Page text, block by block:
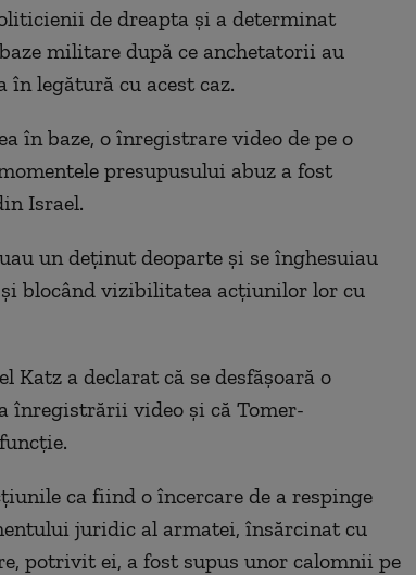
de dreapta şi a determinat
militare după ce anchetatorii au
legătură cu acest caz.
în baze, o înregistrare video de pe o
presupusului abuz a fost
Israel.
un deţinut deoparte şi se înghesuiau
blocând vizibilitatea acţiunilor lor cu
a declarat că se desfăşoară o
înregistrării video şi că Tomer-
ca fiind o încercare de a respinge
juridic al armatei, însărcinat cu
potrivit ei, a fost supus unor calomnii pe